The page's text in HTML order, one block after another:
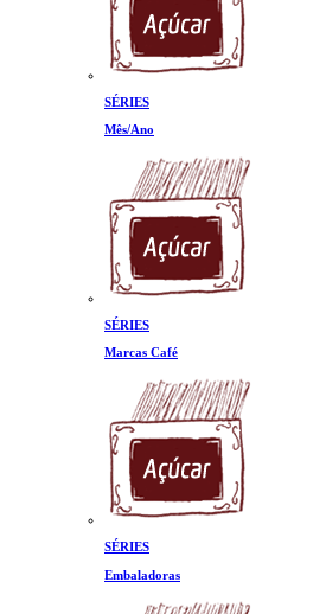
SÉRIES
Mês/Ano
SÉRIES
Marcas Café
SÉRIES
Embaladoras